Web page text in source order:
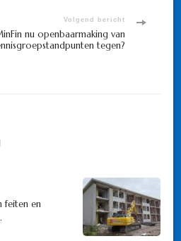
Volgend bericht
nu openbaarmaking van
tegen?
feiten en